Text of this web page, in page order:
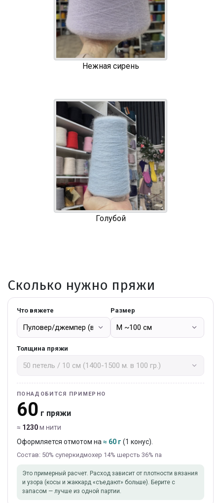
Нежная сирень
Голубой
Сколько нужно пряжи
Что вяжете Размер
Толщина пряжи
ПОНАДОБИТСЯ ПРИМЕРНО
60 г пряжи
≈ 1230м нити
Оформляется отмотом на≈ 60 г (1 конус).
Состав: 50% суперкидмохер 14% шерсть 36% па
Это примерный расчет. Расход зависит от плотности вязания
и узора (косы и жаккард «съедают» больше). Берите с
запасом — лучше из одной партии.